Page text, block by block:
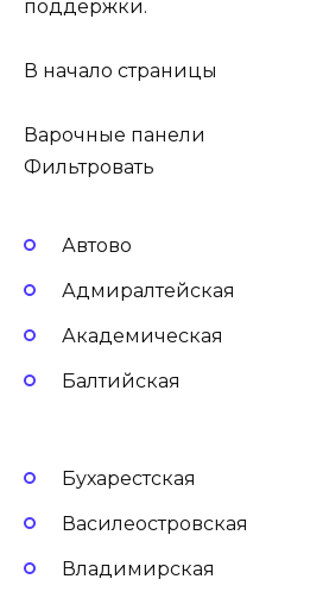
поддержки.
В начало страницы
Варочные панели
Фильтровать
Автово
Адмиралтейская
Академическая
Балтийская
Бухарестская
Василеостровская
Владимирская